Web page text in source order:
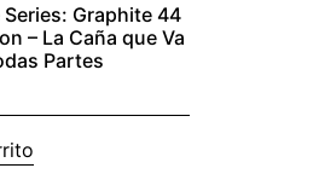
Graphite 44
– La Caña que Va
Partes